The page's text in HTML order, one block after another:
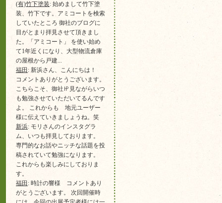
(有)竹下塗装: 始めまして竹下塗
装、竹下です。アミコートを検索
していたところ 御社のブログに
目がとまり拝見させて頂きまし
た。「アミコート」 を使い始め
て1年近くになり、大型物流倉庫
の屋根から戸建...
福田 : 新浜さん、こんにちは！
コメントありがとうございます。
こちらこそ、御社㏋見ながらいつ
も勉強させていただいてるんです
よ。 これからも 地元ユーザー
様に伝えていきましょうね。笑
新浜: モリさんのインスタグラ
ム、いつも拝見しております。
専門的なお話やニッチな話題を投
稿されていて勉強になります。
これからも楽しみにしておりま
す。
福田 : 時計の響様 コメントあり
がとうございます。 次回開催時